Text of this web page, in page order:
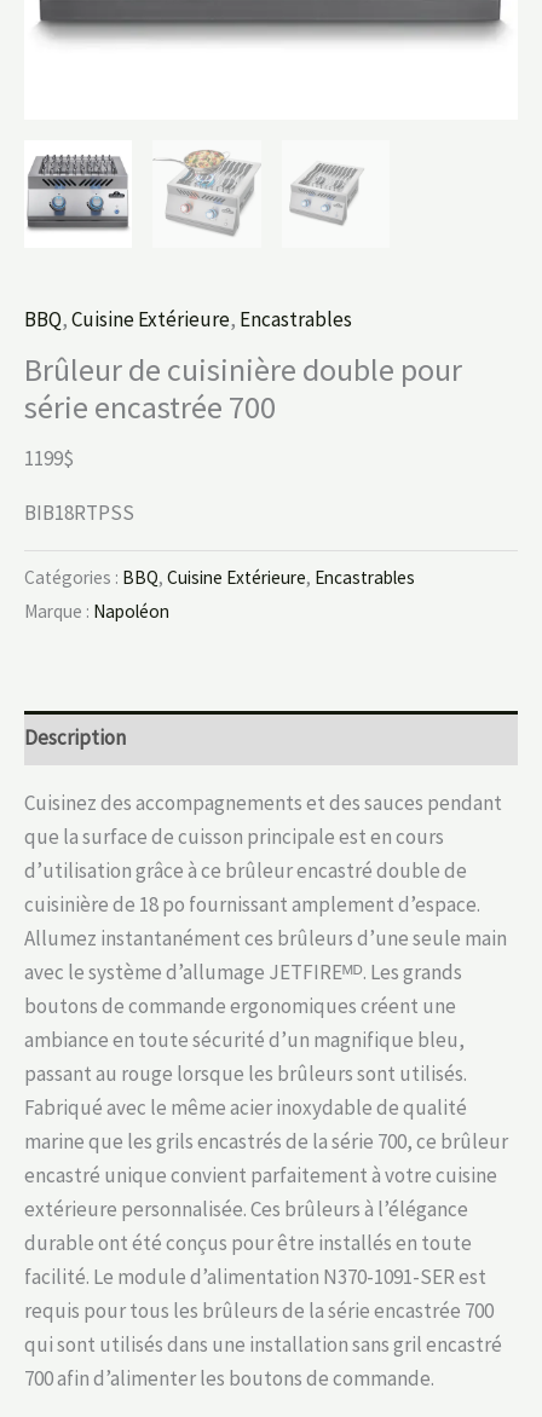
BBQ,Cuisine Extérieure, Encastrables
Brûleur de cuisinière double pour
série encastrée 700
1199$
BIB18RTPSS
Catégories : BBQ, Cuisine Extérieure, Encastrables
Marque : Napoléon
Description
Cuisinez des accompagnements et des sauces pendant
que la surface de cuisson principale est en cours
d’utilisation grâce à ce brûleur encastré double de
cuisinière de 18 po fournissant amplement d’espace.
Allumez instantanément ces brûleurs d’une seule main
avec le système d’allumage JETFIREᴹᴰ. Les grands
boutons de commande ergonomiques créent une
ambiance en toute sécurité d’un magnifique bleu,
passant au rouge lorsque les brûleurs sont utilisés.
Fabriqué avec le même acier inoxydable de qualité
marine que les grils encastrés de la série 700, ce brûleur
encastré unique convient parfaitement à votre cuisine
extérieure personnalisée. Ces brûleurs à l’élégance
durable ont été conçus pour être installés en toute
facilité. Le module d’alimentation N370-1091-SER est
requis pour tous les brûleurs de la série encastrée 700
qui sont utilisés dans une installation sans gril encastré
700 afin d’alimenter les boutons de commande.